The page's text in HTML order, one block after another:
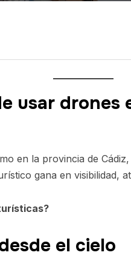
usar
en la provincia de
gana en visibilidad,
el cielo